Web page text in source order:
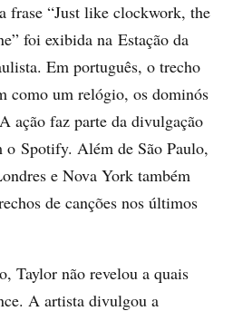
frase “Just like clockwork, the
foi exibida na Estação da
Em português, o trecho
como um relógio, os dominós
ação faz parte da divulgação
o Spotify. Além de São Paulo,
e Nova York também
de canções nos últimos
Taylor não revelou a quais
A artista divulgou a